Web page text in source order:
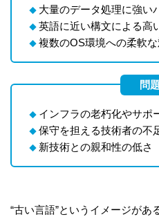
◆ 大量のデータ処理に強い
◆ 英語に近い構文による高
◆ 複数のOS環境への柔軟な
問
◆ インフラの老朽化やサポ
◆ 保守を担える技術者の不
◆ 新技術との親和性の低さ
“古い言語”というイメージがあ